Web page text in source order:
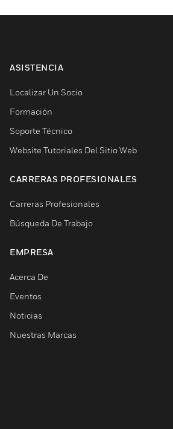
ASISTENCIA
Localizar Un Socio
Formación
Soporte Técnico
Website Tutoriales Del Sitio Web
CARRERAS PROFESIONALES
Carreras Profesionales
Búsqueda De Trabajo
EMPRESA
Acerca De
Eventos
Noticias
Nuestras Marcas